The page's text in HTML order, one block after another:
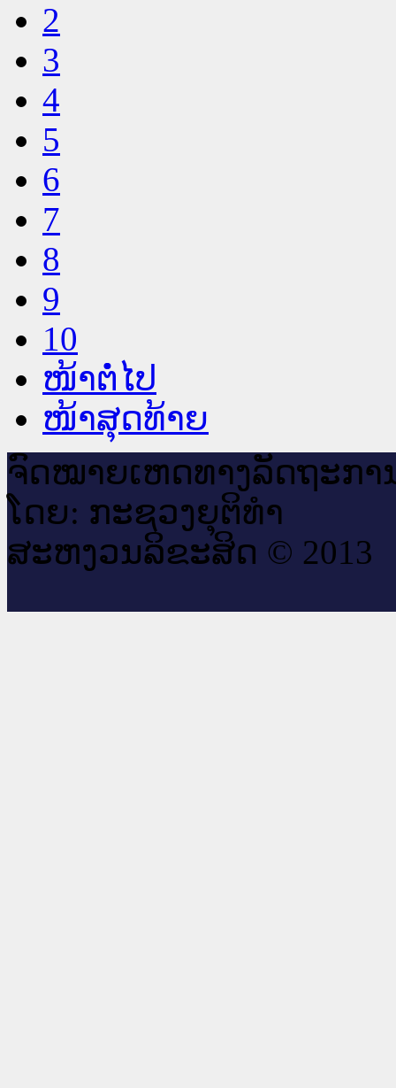
2
3
4
5
6
7
8
9
10
ໜ້າຕໍ່ໄປ
ໜ້າສຸດທ້າຍ
ຈົດ​ໝາຍ​ເຫດ​ທາງ​ລັດ​ຖະ​ກາ
ໂດຍ: ກະ​ຊວງຍຸ​ຕິ​ທຳ
ສະ​ຫງວນ​ລິ​ຂະ​ສິດ © 2013